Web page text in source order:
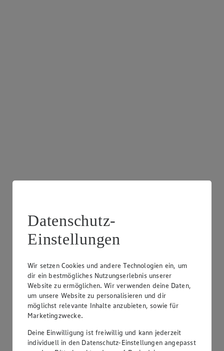
Besuche unsere Theken mit einer breiten Auswahl an
Wurstspezialitäten für jeden Geschmack.
Datenschutz-
Einstellungen
Wir setzen Cookies und andere Technologien ein, um
dir ein bestmögliches Nutzungserlebnis unserer
Website zu ermöglichen. Wir verwenden deine Daten,
um unsere Website zu personalisieren und dir
möglichst relevante Inhalte anzubieten, sowie für
Marketingzwecke.
Deine Einwilligung ist freiwillig und kann jederzeit
individuell in den Datenschutz-Einstellungen angepasst